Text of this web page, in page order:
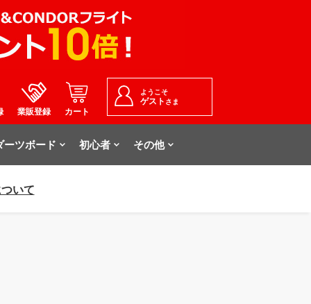
業販登録 カート
ようこそ
ゲスト さま
ーツボード 初心者 その他
いて